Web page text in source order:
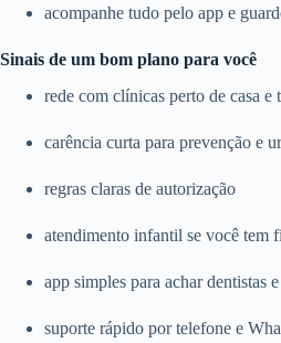
acompanhe tudo pelo app e
Sinais de um bom plano para você
rede com clínicas perto de casa e
carência curta para prevenção e
regras claras de autorização
atendimento infantil se você tem
app simples para achar dentistas
suporte rápido por telefone e